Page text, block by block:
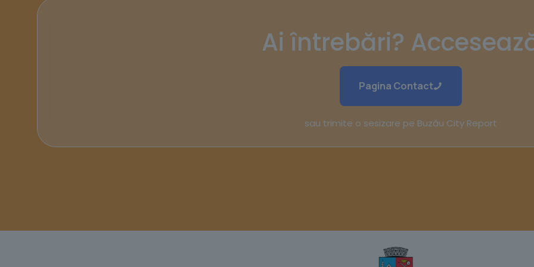
Ai întrebări?
Pagina Contact
sau trimite o sesizare pe Buzău City Report